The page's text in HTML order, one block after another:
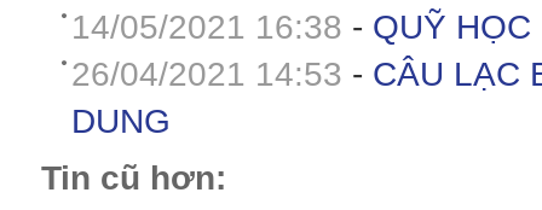
14/05/2021 16:38 - QUỸ
26/04/2021 14:53 - CÂU LẠC
DUNG
Tin cũ hơn: